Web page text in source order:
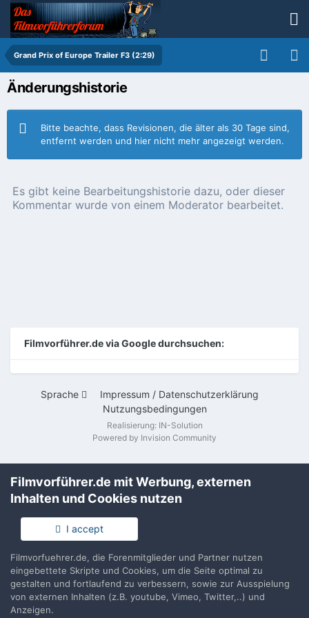
Grand Prix of Europe Trailer F3 (2:29)
Änderungshistorie
Bitte beachte, dass Revisionen, die älter als 30 Tage sind,
entfernt werden und hier nicht mehr angezeigt werden.
Es gibt keine Bearbeitungshistorie dazu, oder dieser
Kommentar wurde von einem Moderator bearbeitet.
Filmvorführer.de via Google durchsuchen:
Sprache
Impressum / Datenschutzerklärung
Nutzungsbedingungen
Realisierung: IN-Solution
Powered by Invision Community
Filmvorführer.de mit Werbung, externen
Inhalten und Cookies nutzen
I accept
Filmvorfuehrer.de, die Forenmitglieder und Partner nutzen
eingebettete Skripte und Cookies, um die Seite optimal zu
gestalten und fortlaufend zu verbessern, sowie zur Ausspielung
von externen Inhalten (z.B. youtube, Vimeo, Twitter,..) und
Anzeigen.